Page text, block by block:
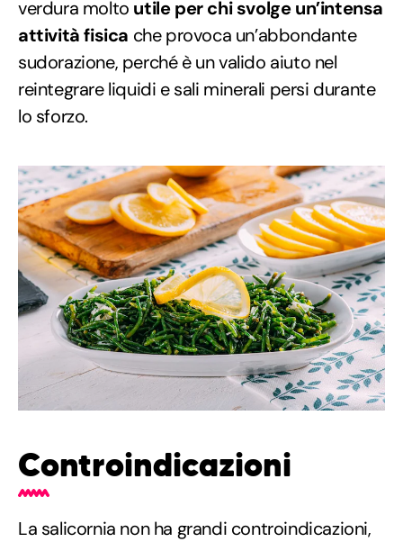
verdura molto utile per chi svolge un’intensa
attività fisica che provoca un’abbondante
sudorazione, perché è un valido aiuto nel
reintegrare liquidi e sali minerali persi durante
lo sforzo.
Controindicazioni
La salicornia non ha grandi controindicazioni,